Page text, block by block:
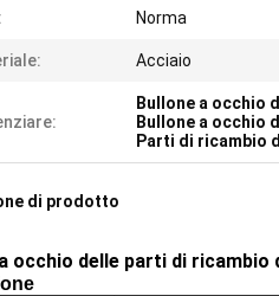
Norma
Acciaio
Bullone a occhio
Bullone a occhio
Parti di ricambio
di prodotto
occhio delle parti di